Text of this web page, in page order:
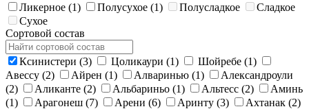
Ликерное (1) Полусухое (1) Полусладкое
Сладкое
Сухое
Сортовой состав
Ксинистери (3) Цоликаури (1) Шойребе (1)
Авессу (2) Айрен (1) Алваринью (1)
Александроули
(2)
Аликанте (2) Альбариньо (1) Альтесс (2)
Аминь
(1)
Арагонеш (7) Арени (6) Аринту (3) Ахтанак (2)